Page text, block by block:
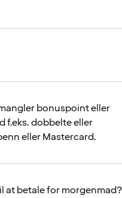
bonuspoint eller
f.eks. dobbelte eller
eller Mastercard.
at betale for morgenmad?